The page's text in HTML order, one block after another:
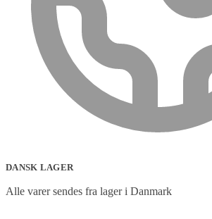
DANSK LAGER
Alle varer sendes fra lager i Danmark